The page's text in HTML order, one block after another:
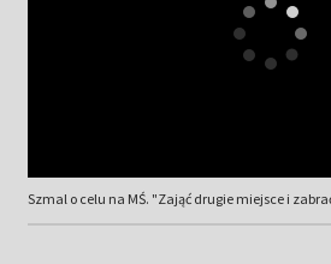
Szmal o celu na MŚ. "Zająć drugie miejsce i